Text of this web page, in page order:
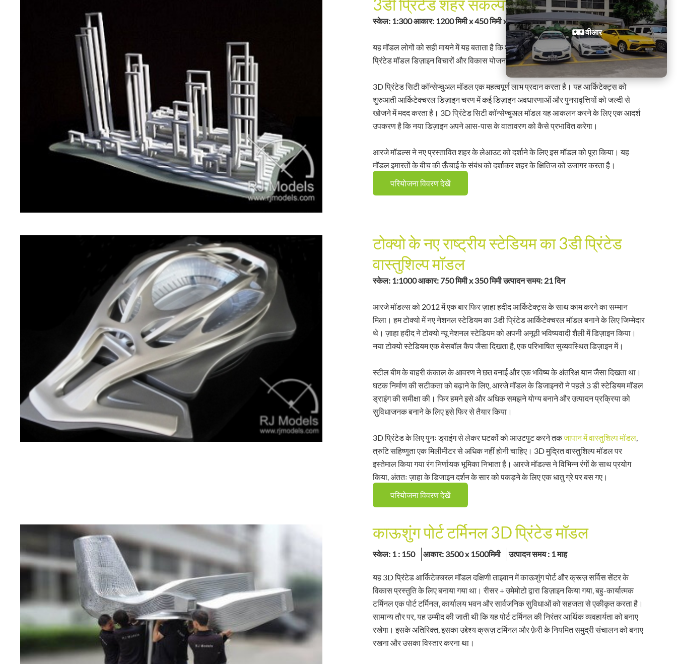
3डी प्रिंटेड शहर संकल्पनात्मक वास्तुशिल्प मॉडल
स्केल: 1:300 आकार: 1200 मिमी x 450 मिमी x 800 मिमी उत्पादन समय: 2 दिन
यह मॉडल लोगों को सही मायने में यह बताता है कि शहर का विकास कैसे होगा। इसके अलावा, 3D
प्रिंटेड मॉडल डिज़ाइन विचारों और विकास योजना को दर्शाने में भी मदद कर सकता है।
3D प्रिंटेड सिटी कॉन्सेप्चुअल मॉडल एक महत्वपूर्ण लाभ प्रदान करता है। यह आर्किटेक्ट्स को
शुरुआती आर्किटेक्चरल डिज़ाइन चरण में कई डिज़ाइन अवधारणाओं और पुनरावृत्तियों को जल्दी से
खोजने में मदद करता है। 3D प्रिंटेड सिटी कॉन्सेप्चुअल मॉडल यह आकलन करने के लिए एक आदर्श
उपकरण है कि नया डिज़ाइन अपने आस-पास के वातावरण को कैसे प्रभावित करेगा।
आरजे मॉडल्स ने नए प्रस्तावित शहर के लेआउट को दर्शाने के लिए इस मॉडल को पूरा किया। यह
मॉडल इमारतों के बीच की ऊँचाई के संबंध को दर्शाकर शहर के क्षितिज को उजागर करता है।
परियोजना विवरण देखें
टोक्यो के नए राष्ट्रीय स्टेडियम का 3डी प्रिंटेड
वास्तुशिल्प मॉडल
स्केल: 1:1000 आकार: 750 मिमी x 350 मिमी उत्पादन समय: 21 दिन
आरजे मॉडल्स को 2012 में एक बार फिर ज़ाहा हदीद आर्किटेक्ट्स के साथ काम करने का सम्मान
मिला। हम टोक्यो में नए नेशनल स्टेडियम का 3डी प्रिंटेड आर्किटेक्चरल मॉडल बनाने के लिए जिम्मेदार
थे। ज़ाहा हदीद ने टोक्यो न्यू नेशनल स्टेडियम को अपनी अनूठी भविष्यवादी शैली में डिज़ाइन किया।
नया टोक्यो स्टेडियम एक बेसबॉल कैप जैसा दिखता है, एक परिभाषित सुव्यवस्थित डिज़ाइन में।
स्टील बीम के बाहरी कंकाल के आवरण ने छत बनाई और एक भविष्य के अंतरिक्ष यान जैसा दिखता था।
घटक निर्माण की सटीकता को बढ़ाने के लिए, आरजे मॉडल के डिजाइनरों ने पहले 3 डी स्टेडियम मॉडल
ड्राइंग की समीक्षा की। फिर हमने इसे और अधिक समझने योग्य बनाने और उत्पादन प्रक्रिया को
सुविधाजनक बनाने के लिए इसे फिर से तैयार किया।
3D प्रिंटेड के लिए पुनः ड्राइंग से लेकर घटकों को आउटपुट करने तकजापान में वास्तुशिल्प मॉडल
त्रुटि सहिष्णुता एक मिलीमीटर से अधिक नहीं होनी चाहिए। 3D मुद्रित वास्तुशिल्प मॉडल पर
इस्तेमाल किया गया रंग निर्णायक भूमिका निभाता है। आरजे मॉडल्स ने विभिन्न रंगों के साथ प्रयोग
किया, अंततः ज़ाहा के डिजाइन दर्शन के सार को पकड़ने के लिए एक धातु ग्रे पर बस गए।
परियोजना विवरण देखें
काऊशुंग पोर्ट टर्मिनल 3D प्रिंटेड मॉडल
स्केल: 1 : 150 आकार: 3500 x 1500मिमी उत्पादन समय : 1 माह
यह 3D प्रिंटेड आर्किटेक्चरल मॉडल दक्षिणी ताइवान में काऊशुंग पोर्ट और क्रूज़ सर्विस सेंटर के
विकास प्रस्तुति के लिए बनाया गया था। रीसर + उमेमोटो द्वारा डिज़ाइन किया गया, बहु-कार्यात्मक
टर्मिनल एक पोर्ट टर्मिनल, कार्यालय भवन और सार्वजनिक सुविधाओं को सहजता से एकीकृत करता है।
सामान्य तौर पर, यह उम्मीद की जाती थी कि यह पोर्ट टर्मिनल की निरंतर आर्थिक व्यवहार्यता को बनाए
रखेगा। इसके अतिरिक्त, इसका उद्देश्य क्रूज़ टर्मिनल और फ़ेरी के नियमित समुद्री संचालन को बनाए
रखना और उसका विस्तार करना था।
वीआर